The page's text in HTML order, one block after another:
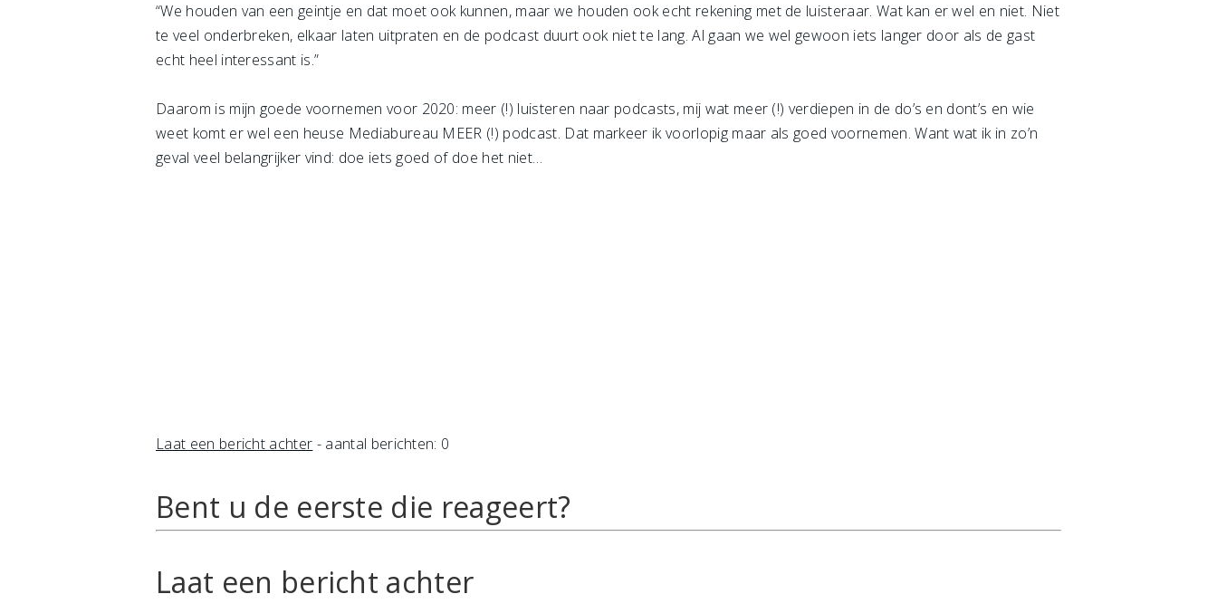
“We houden van een geintje en dat moet ook kunnen, maar we houden ook echt rekening met de luisteraar. Wat kan er wel en niet. Niet
te veel onderbreken, elkaar laten uitpraten en de podcast duurt ook niet te lang. Al gaan we wel gewoon iets langer door als de gast
echt heel interessant is.”
Daarom is mijn goede voornemen voor 2020: meer (!) luisteren naar podcasts, mij wat meer (!) verdiepen in de do’s en dont’s en wie
weet komt er wel een heuse Mediabureau MEER (!) podcast. Dat markeer ik voorlopig maar als goed voornemen. Want wat ik in zo’n
geval veel belangrijker vind: doe iets goed of doe het niet…
Laat een bericht achter - aantal berichten: 0
Bent u de eerste die reageert?
Laat een bericht achter